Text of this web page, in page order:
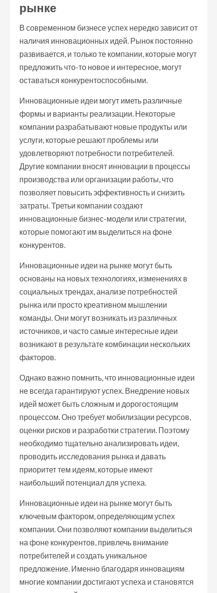
рынке
В современном бизнесе успех нередко зависит от
наличия инновационных идей. Рынок постоянно
развивается, и только те компании, которые могут
предложить что-то новое и интересное, могут
оставаться конкурентоспособными.
Инновационные идеи могут иметь различные
формы и варианты реализации. Некоторые
компании разрабатывают новые продукты или
услуги, которые решают проблемы или
удовлетворяют потребности потребителей.
Другие компании вносят инновации в процессы
производства или организации работы, что
позволяет повысить эффективность и снизить
затраты. Третьи компании создают
инновационные бизнес-модели или стратегии,
которые помогают им выделиться на фоне
конкурентов.
Инновационные идеи на рынке могут быть
основаны на новых технологиях, изменениях в
социальных трендах, анализе потребностей
рынка или просто креативном мышлении
команды. Они могут возникать из различных
источников, и часто самые интересные идеи
возникают в результате комбинации нескольких
факторов.
Однако важно помнить, что инновационные идеи
не всегда гарантируют успех. Внедрение новых
идей может быть сложным и дорогостоящим
процессом. Оно требует мобилизации ресурсов,
оценки рисков и разработки стратегии. Поэтому
необходимо тщательно анализировать идеи,
проводить исследования рынка и давать
приоритет тем идеям, которые имеют
наибольший потенциал для успеха.
Инновационные идеи на рынке могут быть
ключевым фактором, определяющим успех
компании. Они позволяют компании выделиться
на фоне конкурентов, привлечь внимание
потребителей и создать уникальное
предложение. Именно благодаря инновациям
многие компании достигают успеха и становятся